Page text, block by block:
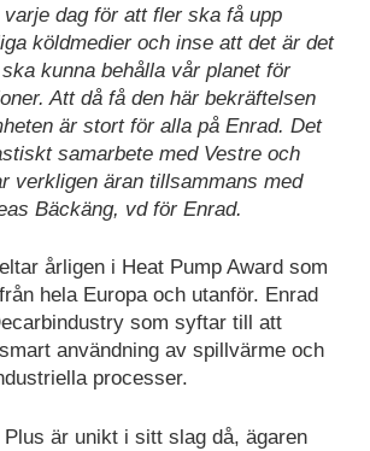
dag för att fler ska få upp
köldmedier och inse att det är det
kunna behålla vår planet för
Att då få den här bekräftelsen
är stort för alla på Enrad. Det
samarbete med Vestre och
verkligen äran tillsammans med
Bäckäng, vd för Enrad.
årligen i Heat Pump Award som
hela Europa och utanför. Enrad
som syftar till att
användning av spillvärme och
processer.
är unikt i sitt slag då, ägaren